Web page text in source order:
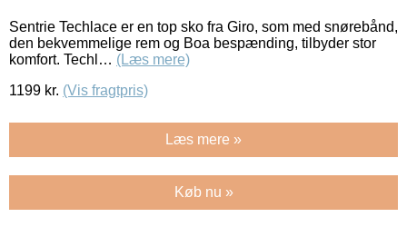
Sentrie Techlace er en top sko fra Giro, som med snørebånd,
den bekvemmelige rem og Boa bespænding, tilbyder stor
komfort. Techl… (Læs mere)
1199 kr. (Vis fragtpris)
Læs mere »
Køb nu »